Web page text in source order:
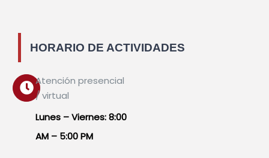
HORARIO DE ACTIVIDADES
Atención presencial
/ virtual
Lunes – Viernes: 8:00
AM – 5:00 PM